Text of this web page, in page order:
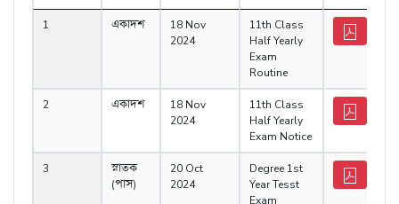
1 একাদশ
18 Nov
2024
11th Class
Half Yearly
Exam
Routine
2 একাদশ
18 Nov
2024
11th Class
Half Yearly
Exam Notice
3
স্নাতক
(পাস)
20 Oct
2024
Degree 1st
Year Tesst
Exam